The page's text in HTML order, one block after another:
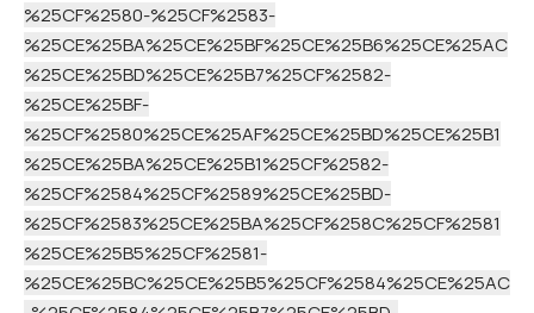
%25CF%2580-%25CF%2583-
%25CE%25BA%25CE%25BF%25CE%25B6%25CE%25AC
%25CE%25BD%25CE%25B7%25CF%2582-
%25CE%25BF-
%25CF%2580%25CE%25AF%25CE%25BD%25CE%25B1
%25CE%25BA%25CE%25B1%25CF%2582-
%25CF%2584%25CF%2589%25CE%25BD-
%25CF%2583%25CE%25BA%25CF%258C%25CF%2581
%25CE%25B5%25CF%2581-
%25CE%25BC%25CE%25B5%25CF%2584%25CE%25AC